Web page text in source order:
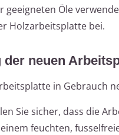
geeigneten Öle
Holzarbeitsplatte bei.
neuen
in Gebrauch
Sie sicher, dass die
feuchten,